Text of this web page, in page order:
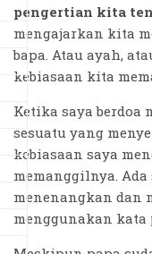
pengertian kita
mengajarkan kita
bapa. Atau ayah,
kebiasaan kita
Ketika saya berdoa
sesuatu yang
kebiasaan saya
memanggilnya.
menenangkan dan
menggunakan kata